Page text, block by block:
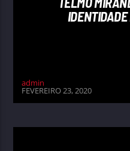
admin
FEVEREIRO 23, 2020